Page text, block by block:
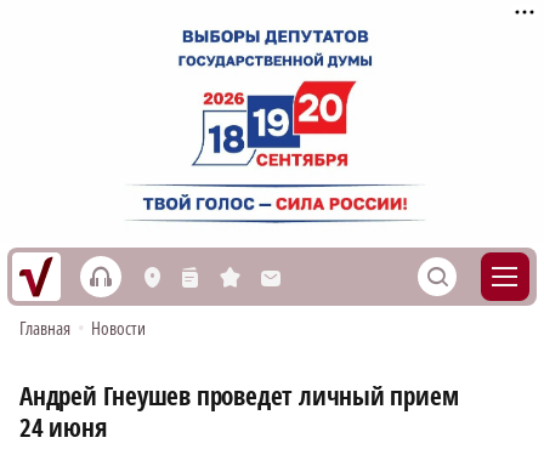
h L n s M S
Главная • Новости
Андрей Гнеушев проведет личный прием
24 июня